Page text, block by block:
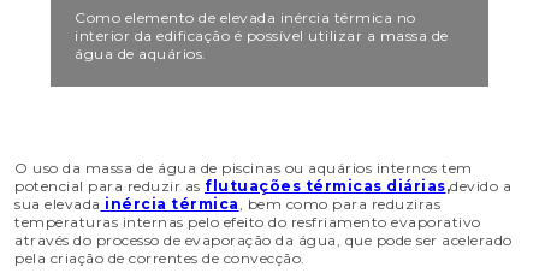
Como elemento de elevada inércia térmica no
interior da edificação é possível utilizar a massa de
água de aquários.
O uso da massa de água de piscinas ou aquários internos tem
potencial para reduzir as flutuações térmicas diárias,devido a
sua elevada inércia térmica, bem como para reduziras
temperaturas internas pelo efeito do resfriamento evaporativo
através do processo de evaporação da água, que pode ser acelerado
pela criação de correntes de convecção.